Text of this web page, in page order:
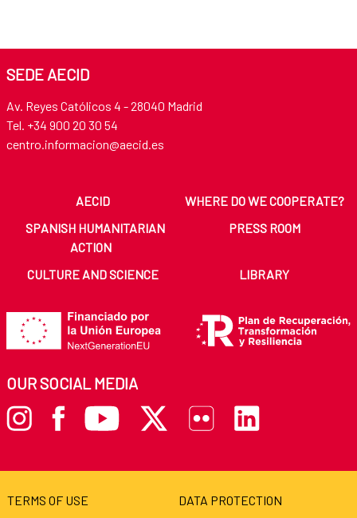
SEDE AECID
Av. Reyes Católicos 4 - 28040 Madrid
Tel. +34 900 20 30 54​​​​​​​
centro.informacion@aecid.es
AECID
WHERE DO WE COOPERATE?
SPANISH HUMANITARIAN
ACTION
PRESS ROOM
CULTURE AND SCIENCE LIBRARY
OUR SOCIAL MEDIA
TERMS OF USE
DATA PROTECTION